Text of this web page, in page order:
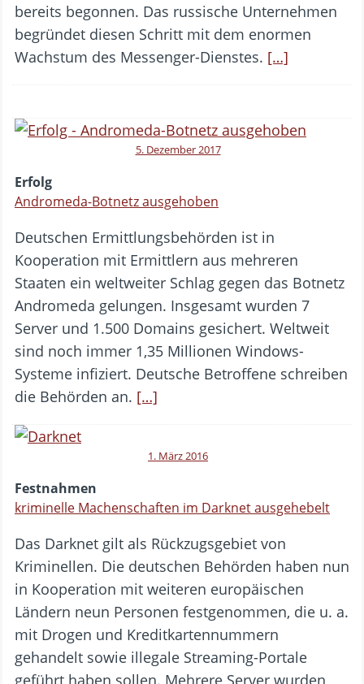
bereits begonnen. Das russische Unternehmen
begründet diesen Schritt mit dem enormen
Wachstum des Messenger-Dienstes. […]
5. Dezember 2017
Erfolg
Andromeda-Botnetz ausgehoben
Deutschen Ermittlungsbehörden ist in
Kooperation mit Ermittlern aus mehreren
Staaten ein weltweiter Schlag gegen das Botnetz
Andromeda gelungen. Insgesamt wurden 7
Server und 1.500 Domains gesichert. Weltweit
sind noch immer 1,35 Millionen Windows-
Systeme infiziert. Deutsche Betroffene schreiben
die Behörden an. […]
1. März 2016
Festnahmen
kriminelle Machenschaften im Darknet ausgehebelt
Das Darknet gilt als Rückzugsgebiet von
Kriminellen. Die deutschen Behörden haben nun
in Kooperation mit weiteren europäischen
Ländern neun Personen festgenommen, die u. a.
mit Drogen und Kreditkartennummern
gehandelt sowie illegale Streaming-Portale
geführt haben sollen. Mehrere Server wurden